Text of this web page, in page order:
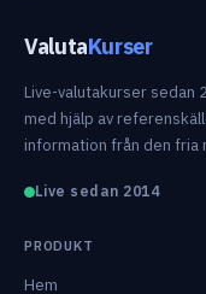
ValutaKurser
Live-valutakurser
med hjälp av
information från den fria
Live sedan 2014
PRODUKT
Hem